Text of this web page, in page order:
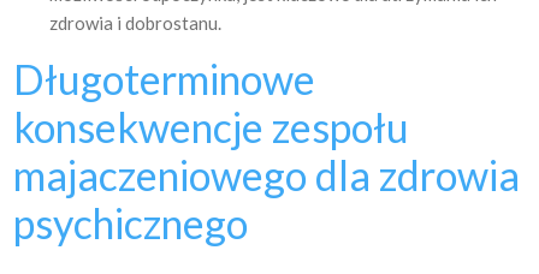
zdrowia i dobrostanu.
Długoterminowe
konsekwencje zespołu
majaczeniowego dla zdrowia
psychicznego